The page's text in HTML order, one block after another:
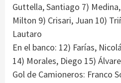
Guttella, Santiago 7)
Milton 9) Crisari, Juan 10)
Lautaro
En el banco: 12) Farías,
14) Morales, Diego 15)
Gol de Camioneros: Franco